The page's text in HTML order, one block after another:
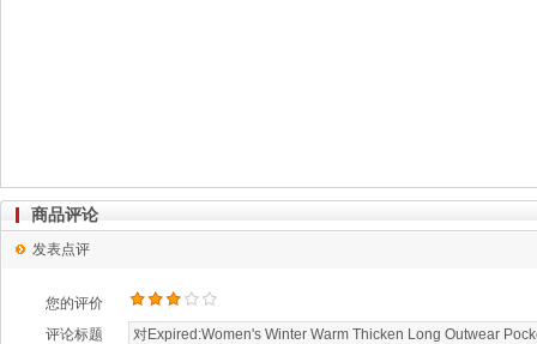
商品评论
发表点评
您的评价
评论标题